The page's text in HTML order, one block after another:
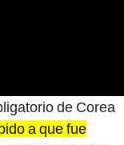
de Corea
a que fue